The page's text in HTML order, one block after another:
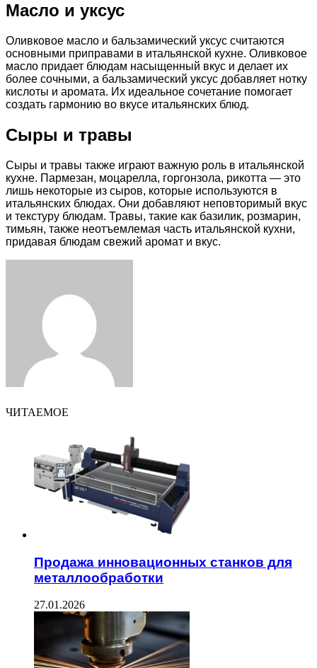
Масло и уксус
Оливковое масло и бальзамический уксус считаются
основными приправами в итальянской кухне. Оливковое
масло придает блюдам насыщенный вкус и делает их
более сочными, а бальзамический уксус добавляет нотку
кислоты и аромата. Их идеальное сочетание помогает
создать гармонию во вкусе итальянских блюд.
Сыры и травы
Сыры и травы также играют важную роль в итальянской
кухне. Пармезан, моцарелла, горгонзола, рикотта — это
лишь некоторые из сыров, которые используются в
итальянских блюдах. Они добавляют неповторимый вкус
и текстуру блюдам. Травы, такие как базилик, розмарин,
тимьян, также неотъемлемая часть итальянской кухни,
придавая блюдам свежий аромат и вкус.
ЧИТАЕМОЕ
Продажа инновационных станков для
металлообработки
27.01.2026